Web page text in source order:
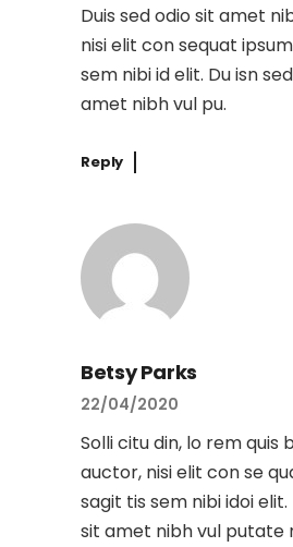
Duis sed odio sit amet
nisi elit con sequat
sem nibi id elit. Du isn
amet nibh vul pu.
Reply
Betsy Parks
22/04/2020
Solli citu din, lo rem quis
auctor, nisi elit con se
sagit tis sem nibi idoi elit.
sit amet nibh vul putate